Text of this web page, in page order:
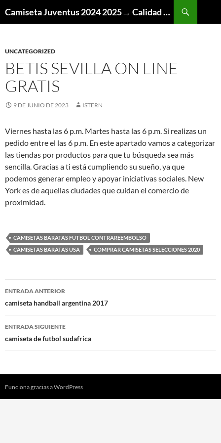
Camiseta Juventus 2024 2025→ Calidad Thai AAA
UNCATEGORIZED
BETIS SEVILLA ON LINE
GRATIS
9 DE JUNIO DE 2023 ISTERN
Viernes hasta las 6 p.m. Martes hasta las 6 p.m. Si realizas un
pedido entre el las 6 p.m. En este apartado vamos a categorizar
las tiendas por productos para que tu búsqueda sea más
sencilla. Gracias a ti está cumpliendo su sueño, ya que
podemos generar empleo y apoyar iniciativas sociales. New
York es de aquellas ciudades que cuidan el comercio de
proximidad.
CAMISETAS BARATAS FUTBOL CONTRAREEMBOLSO
CAMISETAS BARATAS USA
COMPRAR CAMISETAS SELECCIONES 2020
Navegación
de
entradas
ENTRADA ANTERIOR
camiseta handball argentina 2017
ENTRADA SIGUIENTE
camiseta de futbol sudafrica
Funciona gracias a WordPress